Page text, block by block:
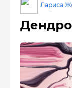
Лариса